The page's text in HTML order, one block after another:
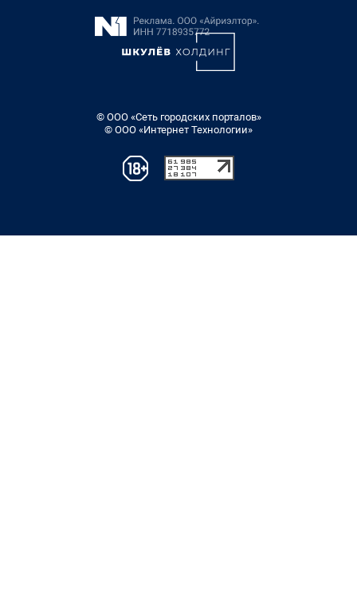
© ООО «Сеть городских порталов»
© ООО «Интернет Технологии»